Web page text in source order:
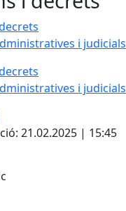
i
i
21.02.2025 | 15:45